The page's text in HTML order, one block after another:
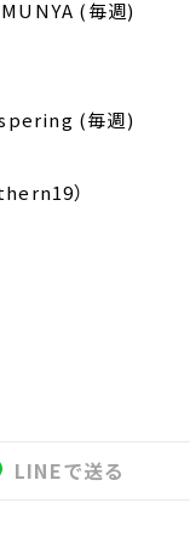
(毎週)
(毎週)
）
LINEで送る